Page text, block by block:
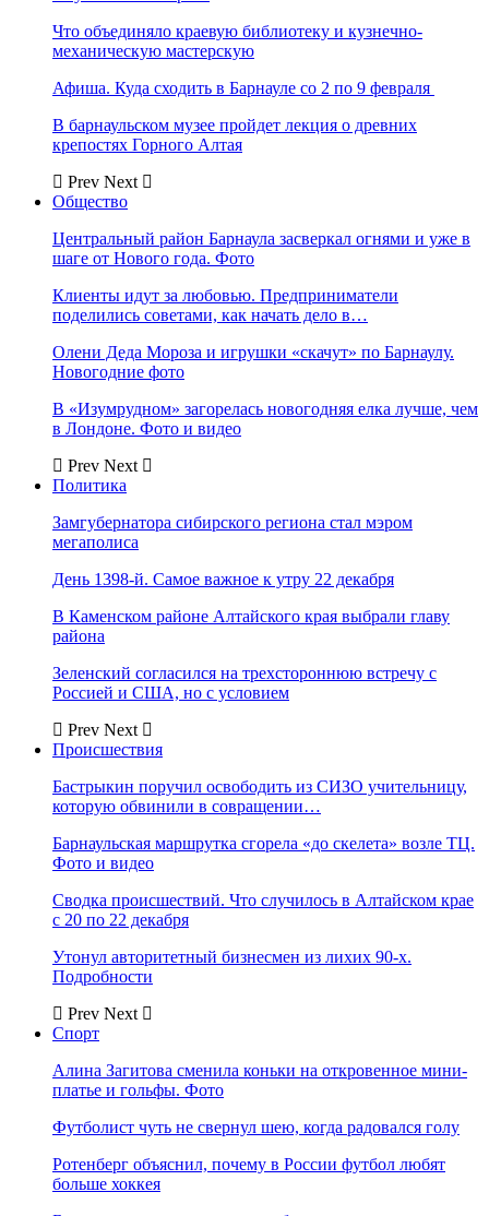
Что объединяло краевую библиотеку и кузнечно-
механическую мастерскую
Афиша. Куда сходить в Барнауле со 2 по 9 февраля
В барнаульском музее пройдет лекция о древних
крепостях Горного Алтая
Prev Next
Общество
Центральный район Барнаула засверкал огнями и уже в
шаге от Нового года. Фото
Клиенты идут за любовью. Предприниматели
поделились советами, как начать дело в…
Олени Деда Мороза и игрушки «скачут» по Барнаулу.
Новогодние фото
В «Изумрудном» загорелась новогодняя елка лучше, чем
в Лондоне. Фото и видео
Prev Next
Политика
Замгубернатора сибирского региона стал мэром
мегаполиса
День 1398-й. Самое важное к утру 22 декабря
В Каменском районе Алтайского края выбрали главу
района
Зеленский согласился на трехстороннюю встречу с
Россией и США, но с условием
Prev Next
Происшествия
Бастрыкин поручил освободить из СИЗО учительницу,
которую обвинили в совращении…
Барнаульская маршрутка сгорела «до скелета» возле ТЦ.
Фото и видео
Сводка происшествий. Что случилось в Алтайском крае
с 20 по 22 декабря
Утонул авторитетный бизнесмен из лихих 90-х.
Подробности
Prev Next
Спорт
Алина Загитова сменила коньки на откровенное мини-
платье и гольфы. Фото
Футболист чуть не свернул шею, когда радовался голу
Ротенберг объяснил, почему в России футбол любят
больше хоккея